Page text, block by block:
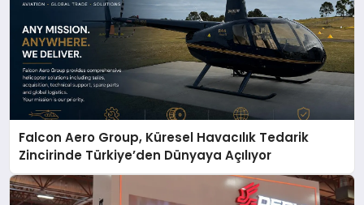
Falcon Aero Group, Küresel Havacılık Tedarik
Zincirinde Türkiye’den Dünyaya Açılıyor